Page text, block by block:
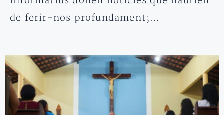
de ferir-nos profundament;…